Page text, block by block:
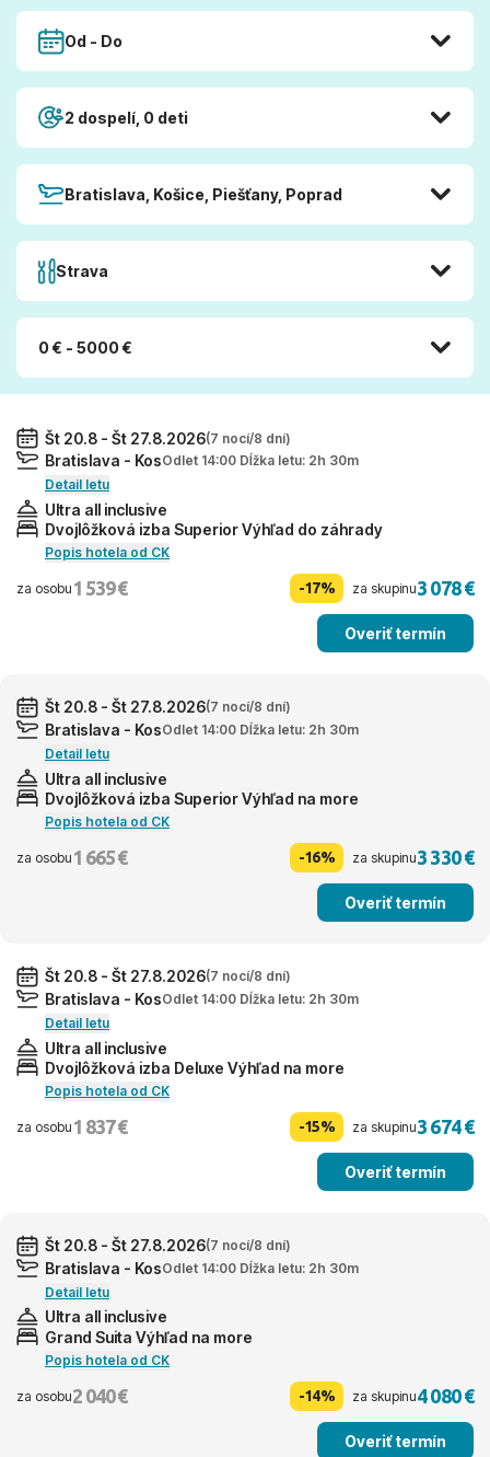
Od - Do
2 dospelí, 0 deti
Bratislava, Košice, Piešťany, Poprad
Strava
0 € - 5000 €
Št 20.8 - Št 27.8.2026(7 nocí/8 dní)
Bratislava - KosOdlet 14:00 Dĺžka letu: 2h 30m
Detail letu
Ultra all inclusive
Dvojlôžková izba Superior Výhľad do záhrady
Popis hotela od CK
za osobu 1 539 € -17% za skupinu3 078 €
Overiť termín
Št 20.8 - Št 27.8.2026(7 nocí/8 dní)
Bratislava - KosOdlet 14:00 Dĺžka letu: 2h 30m
Detail letu
Ultra all inclusive
Dvojlôžková izba Superior Výhľad na more
Popis hotela od CK
za osobu 1 665 € -16% za skupinu3 330 €
Overiť termín
Št 20.8 - Št 27.8.2026(7 nocí/8 dní)
Bratislava - KosOdlet 14:00 Dĺžka letu: 2h 30m
Detail letu
Ultra all inclusive
Dvojlôžková izba Deluxe Výhľad na more
Popis hotela od CK
za osobu 1 837 € -15% za skupinu3 674 €
Overiť termín
Št 20.8 - Št 27.8.2026(7 nocí/8 dní)
Bratislava - KosOdlet 14:00 Dĺžka letu: 2h 30m
Detail letu
Ultra all inclusive
Grand Suita Výhľad na more
Popis hotela od CK
za osobu2 040 € -14% za skupinu4 080 €
Overiť termín